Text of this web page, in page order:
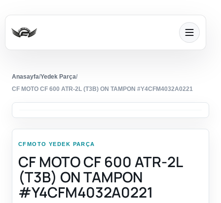
Anasayfa/Yedek Parça/
CF MOTO CF 600 ATR-2L (T3B) ON TAMPON #Y4CFM4032A0221
CFMOTO YEDEK PARÇA
CF MOTO CF 600 ATR-2L
(T3B) ON TAMPON
#Y4CFM4032A0221